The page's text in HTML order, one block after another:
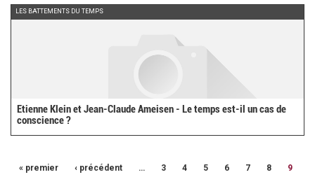
LES BATTEMENTS DU TEMPS
Etienne Klein et Jean-Claude Ameisen - Le temps est-il un cas de
conscience ?
« premier ‹ précédent … 3 4 5 6 7 8 9